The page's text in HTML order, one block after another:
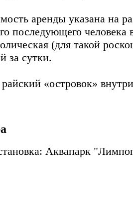
аренды указана на
последующего человека
(для такой
за сутки.
«островок»
Аквапарк